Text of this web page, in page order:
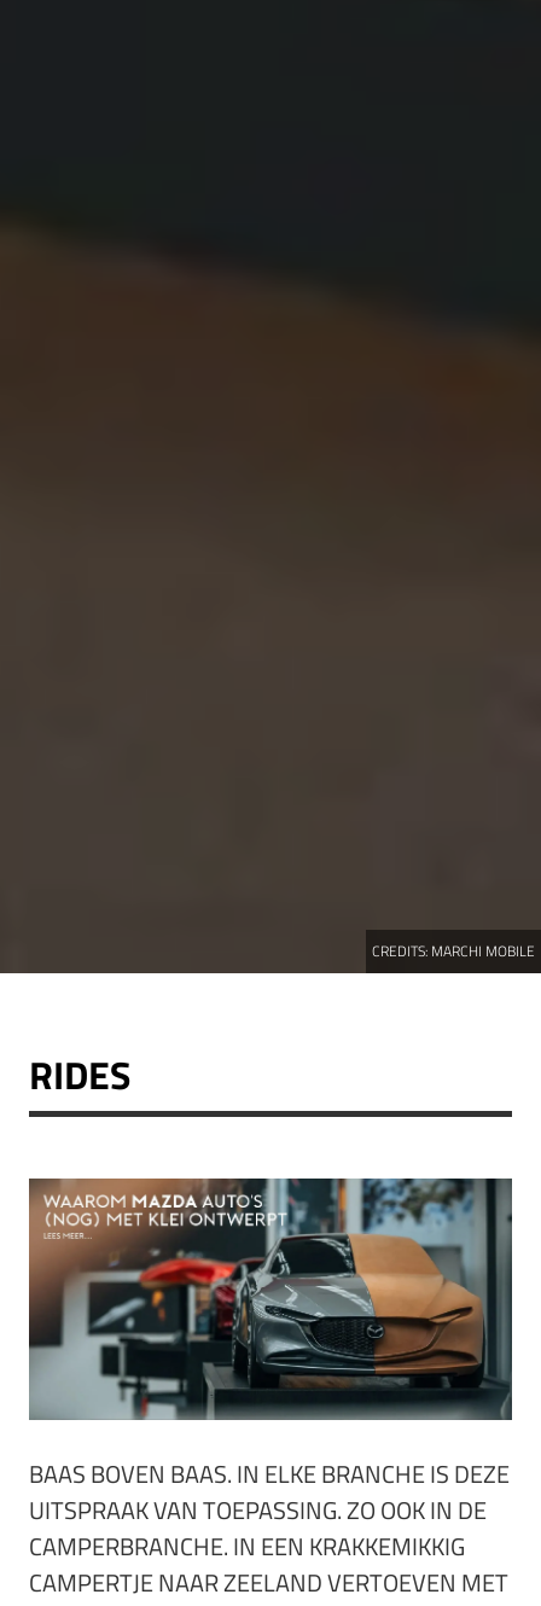
CREDITS: MARCHI MOBILE
RIDES
BAAS BOVEN BAAS. IN ELKE BRANCHE IS DEZE
UITSPRAAK VAN TOEPASSING. ZO OOK IN DE
CAMPERBRANCHE. IN EEN KRAKKEMIKKIG
CAMPERTJE NAAR ZEELAND VERTOEVEN MET